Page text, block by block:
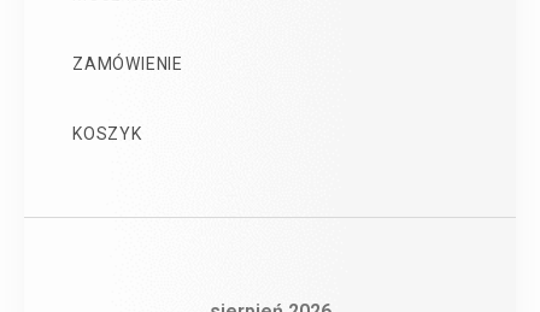
ZAMÓWIENIE
KOSZYK